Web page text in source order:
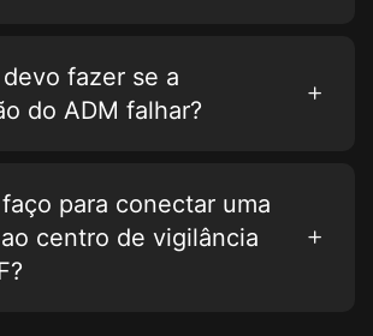
devo fazer se a
do ADM falhar?
faço para conectar uma
centro de vigilância